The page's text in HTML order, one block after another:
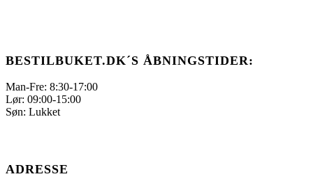
BESTILBUKET.DK´S ÅBNINGSTIDER:
Man-Fre: 8:30-17:00
Lør: 09:00-15:00
Søn: Lukket
ADRESSE